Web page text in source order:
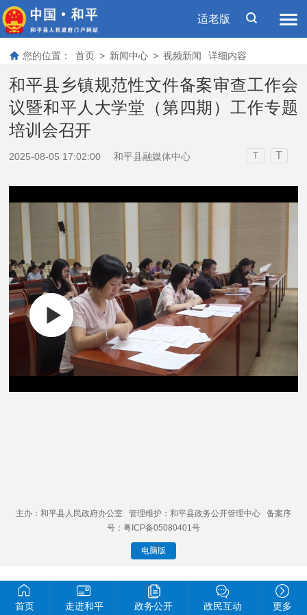
适老版
您的位置： 首页 > 新闻中心 > 视频新闻 详细内容
和平县乡镇规范性文件备案审查工作会
议暨和平人大学堂（第四期）工作专题
培训会召开
2025-08-05 17:02:00 和平县融媒体中心 T T
主办：和平县人民政府办公室 管理维护：和平县政务公开管理中心 备案序
号：粤ICP备05080401号
电脑版
首页 走进和平 政务公开 政民互动 更多